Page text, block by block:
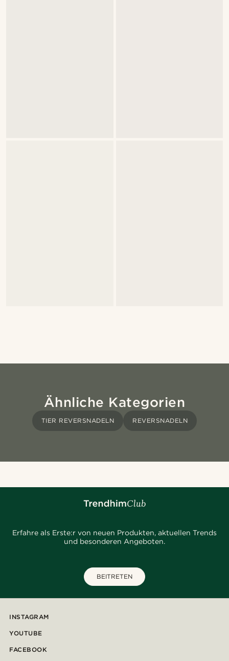
Ähnliche Kategorien
TIER REVERSNADELN REVERSNADELN
Erfahre als Erste:r von neuen Produkten, aktuellen Trends
und besonderen Angeboten.
BEITRETEN
INSTAGRAM
YOUTUBE
FACEBOOK